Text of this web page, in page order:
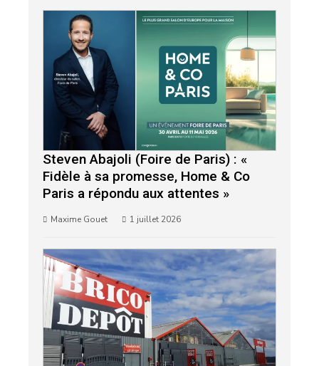
Steven Abajoli (Foire de Paris) : «
Fidèle à sa promesse, Home & Co
Paris a répondu aux attentes »
Maxime Gouet 1 juillet 2026